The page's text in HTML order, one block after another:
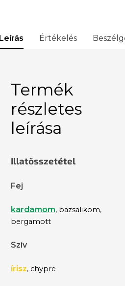
Leírás Értékelés
Termék
részletes
leírása
Illatösszetétel
Fej
kardamom, bazsalikom,
bergamott
Szív
írisz, chypre